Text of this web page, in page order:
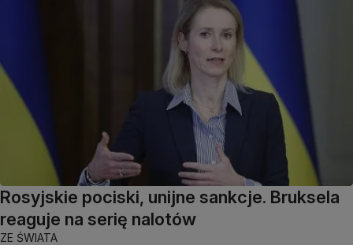
Rosyjskie pociski, unijne sankcje. Bruksela
reaguje na serię nalotów
ZE ŚWIATA